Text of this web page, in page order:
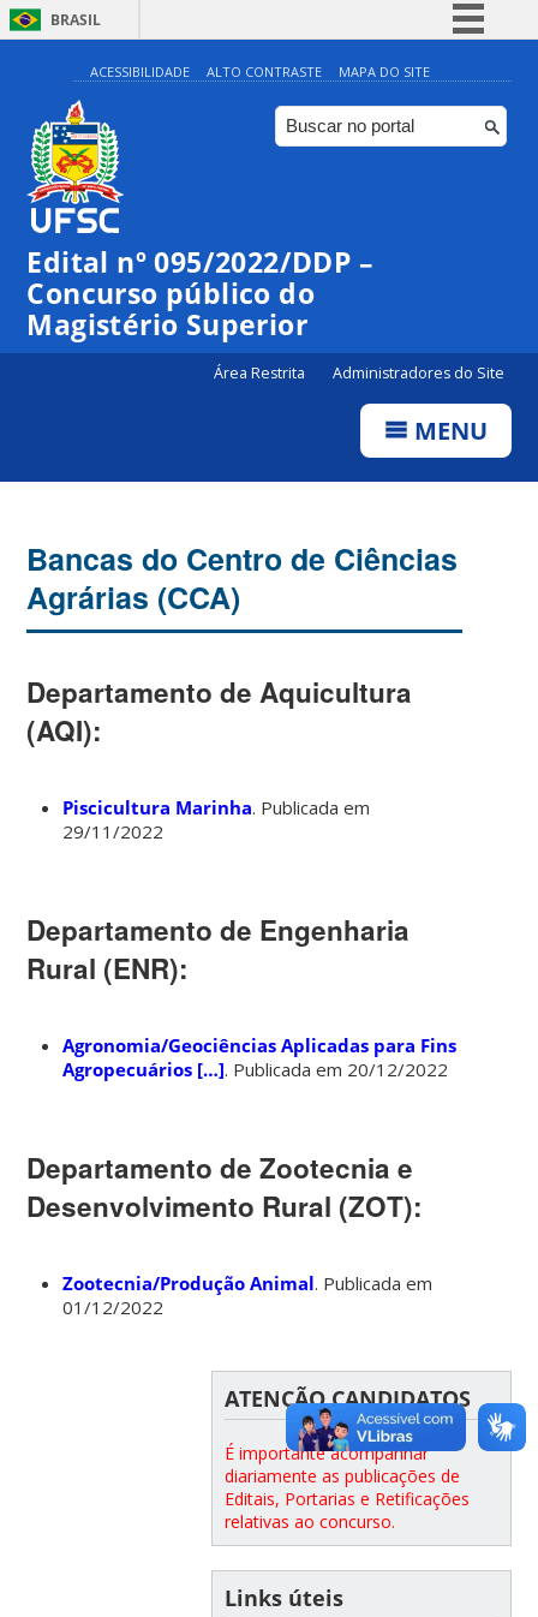
BRASIL
Simplifique!
Comunica BR
Participe
Canais
ACESSIBILIDADE ALTO CONTRASTE MAPA DO SITE
Edital nº 095/2022/DDP –
Concurso público do
Magistério Superior
Área Restrita Administradores do Site
MENU
Bancas do Centro de Ciências
Agrárias (CCA)
Departamento de Aquicultura
(AQI):
Piscicultura Marinha. Publicada em
29/11/2022
Departamento de Engenharia
Rural (ENR):
Agronomia/Geociências Aplicadas para Fins
Agropecuários […]. Publicada em 20/12/2022
Departamento de Zootecnia e
Desenvolvimento Rural (ZOT):
Zootecnia/Produção Animal. Publicada em
01/12/2022
ATENÇÃO CANDIDATOS
É importante acompanhar
diariamente as publicações de
Editais, Portarias e Retificações
relativas ao concurso.
Links úteis